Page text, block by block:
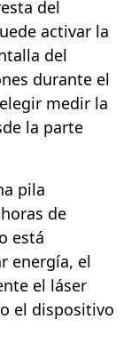
del
activar la
del
durante el
medir la
la parte
pila
de
está
energía, el
el láser
el dispositivo